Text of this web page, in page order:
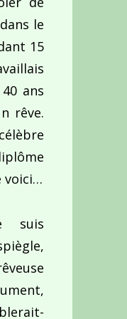
le
15
ans
rêve.
voici…
suis